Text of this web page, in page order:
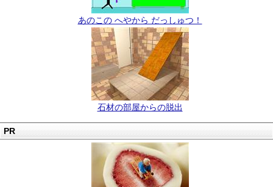
あのこの へやから だっしゅつ！
石材の部屋からの脱出
PR